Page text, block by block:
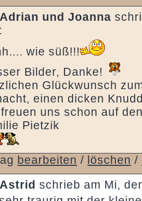
Adrian und Joanna
wie süß!!!
Bilder, Danke!
Glückwunsch
einen dicken
uns schon auf
Pietzik
bearbeiten / löschen /
Astrid schrieb am Mi,